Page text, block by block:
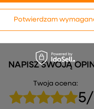
NAPISZ SWOJĄ
Twoja ocena:
Potwierdzam